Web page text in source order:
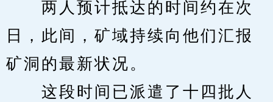
两人预计抵达的时间约在次
日，此间，矿域持续向他们汇报
矿洞的最新状况。
这段时间已派遣了十四批人